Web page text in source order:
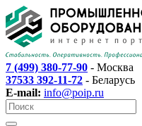
7 (499) 380-77-90 - Москва
37533 392-11-72 - Беларусь
E-mail: info@poip.ru